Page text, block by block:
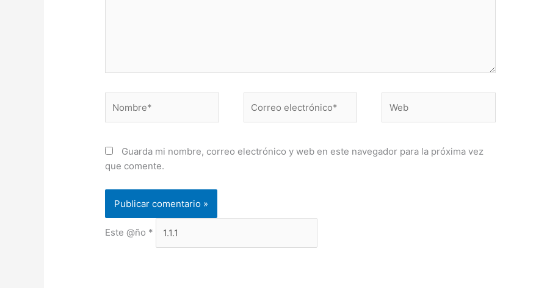
electrónico*
Guarda mi nombre, correo electrónico y web en este navegador para la próxima vez
que comente.
Este @ño *